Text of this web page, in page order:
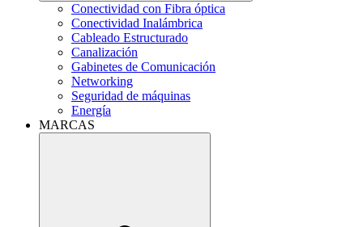
Conectividad con Fibra óptica
Conectividad Inalámbrica
Cableado Estructurado
Canalización
Gabinetes de Comunicación
Networking
Seguridad de máquinas
Energía
MARCAS